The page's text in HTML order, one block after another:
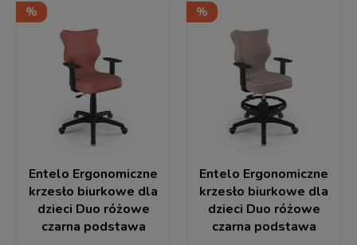
Entelo Ergonomiczne
krzesło biurkowe dla
dzieci Duo różowe
czarna podstawa
Entelo Ergonomiczne
krzesło biurkowe dla
dzieci Duo różowe
czarna podstawa